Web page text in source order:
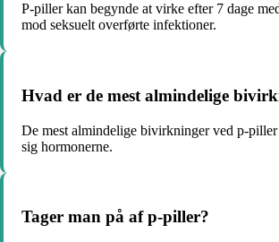
P-piller kan begynde at virke efter 7 dage
mod seksuelt overførte infektioner.
Hvad er de mest almindelige
De mest almindelige bivirkninger ved p-
sig hormonerne.
Tager man på af p-piller?